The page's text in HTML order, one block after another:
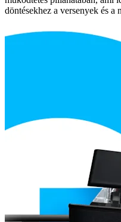
döntésekhez a versenyek és a